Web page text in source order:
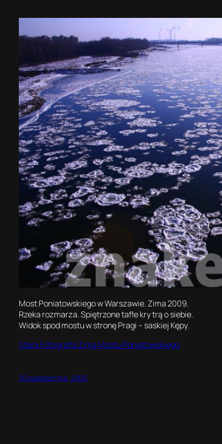
Most Poniatowskiego w Warszawie. Zima 2009.
Rzeka rozmarza. Spiętrzone tafle kry trą o siebie.
Widok spod mostu w stronę Pragi – saskiej Kępy.
Stara Fotografia Zimą Mostu Poniatowskiego
30 października, 2009